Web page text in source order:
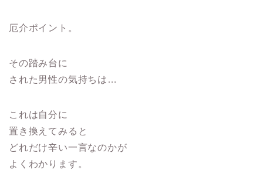
厄介ポイント。
その踏み台に
された男性の気持ちは…
これは自分に
置き換えてみると
どれだけ辛い一言なのかが
よくわかります。